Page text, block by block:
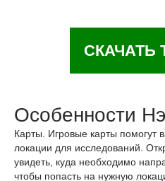
СКАЧАТЬ
Особенности
Карты. Игровые карты помогут
локации для исследований.
увидеть, куда необходимо
чтобы попасть на нужную